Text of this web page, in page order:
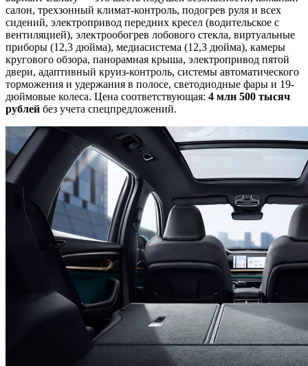
салон, трехзонный климат-контроль, подогрев руля и всех
сидений, электропривод передних кресел (водительское с
вентиляцией), электрообогрев лобового стекла, виртуальные
приборы (12,3 дюйма), медиасистема (12,3 дюйма), камеры
кругового обзора, панорамная крыша, электропривод пятой
двери, адаптивный круиз-контроль, системы автоматического
торможения и удержания в полосе, светодиодные фары и 19-
дюймовые колеса. Цена соответствующая: 4 млн 500 тысяч
рублей без учета спецпредложений.